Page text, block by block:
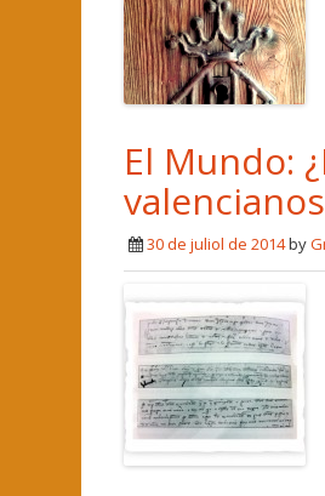
El Mundo:
30 de juliol de 2014by